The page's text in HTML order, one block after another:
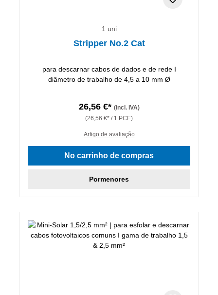
1 uni
Stripper No.2 Cat
para descarnar cabos de dados e de rede I
diâmetro de trabalho de 4,5 a 10 mm Ø
26,56 €* (incl. IVA)
(26,56 €* / 1 PCE)
Artigo de avaliação
No carrinho de compras
Pormenores